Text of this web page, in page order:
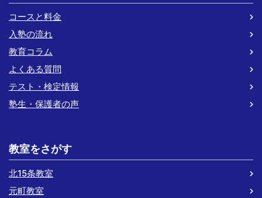
コースと料金
入塾の流れ
教育コラム
よくある質問
テスト・検定情報
塾生・保護者の声
教室をさがす
北15条教室
元町教室